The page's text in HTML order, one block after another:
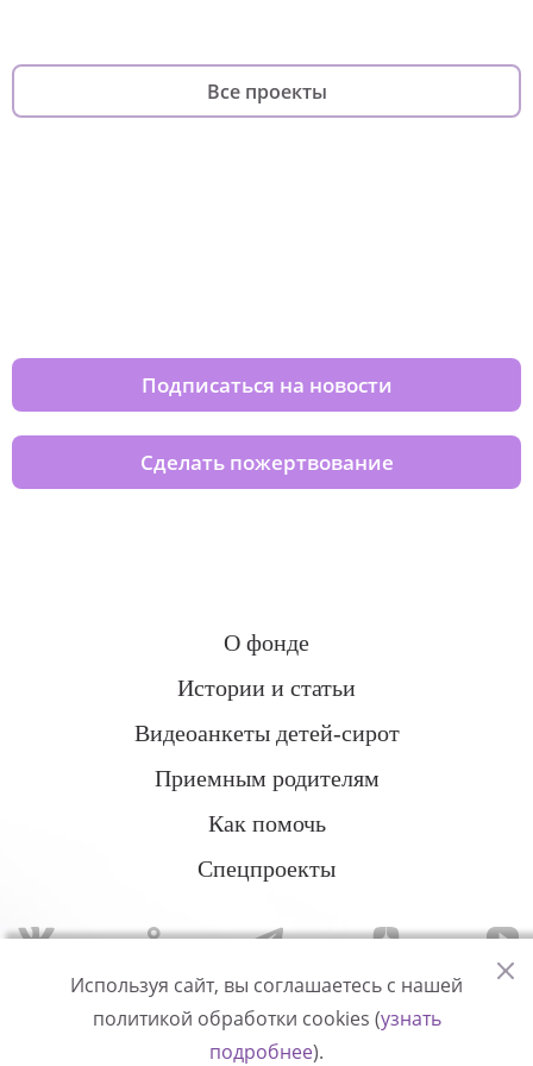
Все проекты
Подписаться на новости
Сделать пожертвование
О фонде
Истории и статьи
Видеоанкеты детей-сирот
Приемным родителям
Как помочь
Спецпроекты
Политика конфиденциальности
Используя сайт, вы соглашаетесь с нашей
политикой обработки cookies (узнать
подробнее).